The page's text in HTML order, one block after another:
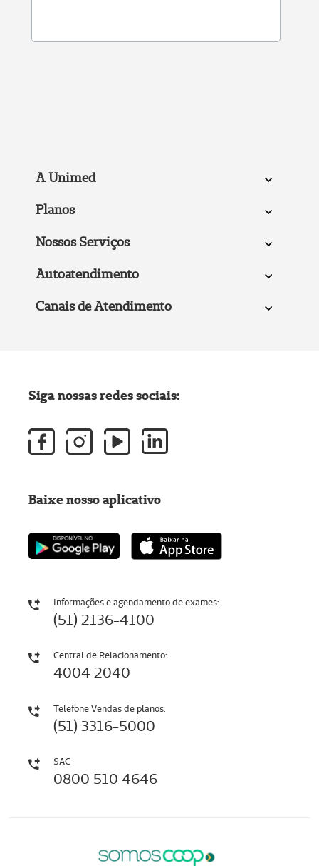
A Unimed
Planos
Nossos Serviços
Autoatendimento
Canais de Atendimento
Informações e agendamento de exames:
(51) 2136-4100
Central de Relacionamento:
4004 2040
Telefone Vendas de planos:
(51) 3316-5000
SAC
0800 510 4646
Siga nossas redes sociais:
Baixe nosso aplicativo